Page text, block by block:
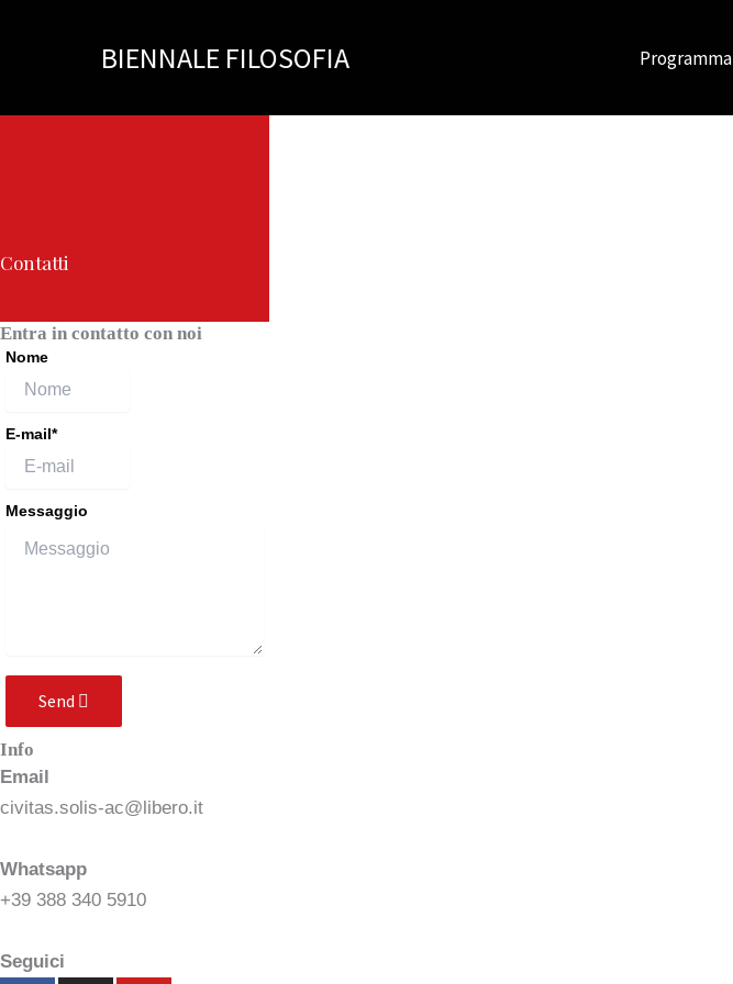
BIENNALE FILOSOFIA Programma
Contatti
Entra in contatto con noi
Nome
E-mail
Messaggio
Send
Info
Email
civitas.solis-ac@libero.it
Whatsapp
+39 388 340 5910
Seguici